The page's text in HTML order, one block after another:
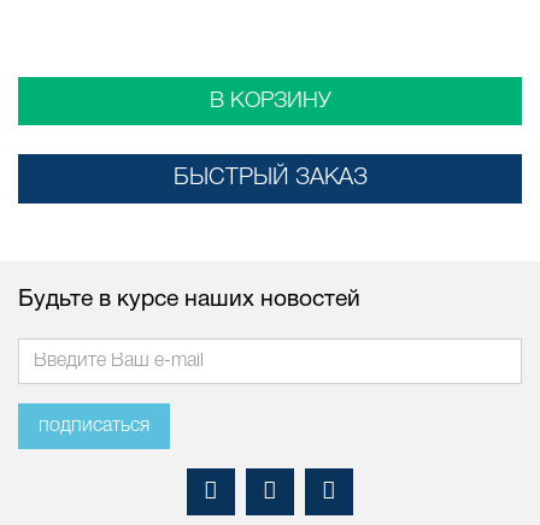
В КОРЗИНУ
БЫСТРЫЙ ЗАКАЗ
Будьте в курсе наших новостей
подписаться